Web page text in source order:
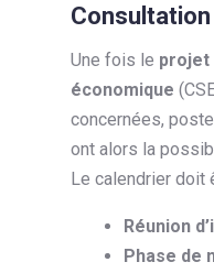
Une fois le projet
économique
concernées,
ont alors la
Le calendrier doit
Réunion
Phase de